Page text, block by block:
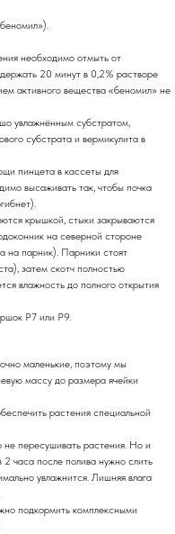
необходимо отмыть от
20 минут в 0,2% растворе
активного вещества «беномил» не
увлажнённым субстратом,
субстрата и вермикулита в
пинцета в кассеты для
высаживать так, чтобы почка
крышкой, стыки закрываются
на северной стороне
на парник). Парники стоят
затем скотч полностью
влажность до полного открытия
Р7 или Р9.
маленькие, поэтому мы
массу до размера ячейки
растения специальной
не пересушивать растения. Но и
часа после полива нужно слить
увлажнится. Лишняя влага
подкормить комплексными